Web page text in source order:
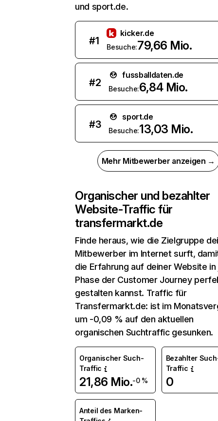
und sport.de.
#1
kicker.de
Besuche:79,66 Mio.
#2
fussballdaten.de
Besuche:6,84 Mio.
#3
sport.de
Besuche:13,03 Mio.
Mehr Mitbewerber anzeigen →
Organischer und bezahlter
Website-Traffic für
transfermarkt.de
Finde heraus, wie die Zielgruppe
Mitbewerber im Internet surft,
die Erfahrung auf deiner Website
Phase der Customer Journey
gestalten kannst. Traffic für
Transfermarkt.de: ist im
um -0,09 % auf den aktuellen
organischen Suchtraffic gesunken.
Organischer Such-
Traffic
21,86 Mio.-0 %
Bezahlter
Traffic
0
Anteil des Marken-